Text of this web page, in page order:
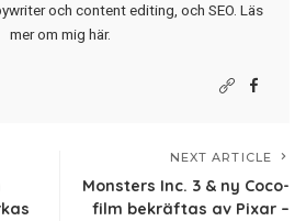
och content editing, och SEO. Läs
mer om mig här.
NEXT ARTICLE
Monsters Inc. 3 & ny Coco-
film bekräftas av Pixar –